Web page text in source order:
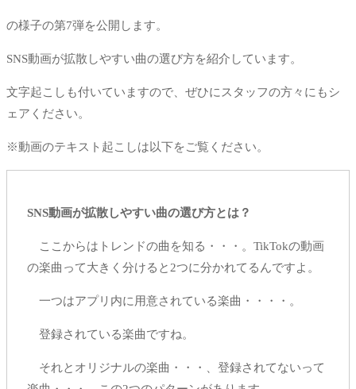
の様子の第7弾を公開します。
SNS動画が拡散しやすい曲の選び方を紹介しています。
文字起こしも付いていますので、ぜひにスタッフの方々にもシ
ェアください。
※動画のテキスト起こしは以下をご覧ください。
SNS動画が拡散しやすい曲の選び方とは？
ここからはトレンドの曲を知る・・・。TikTokの動画
の楽曲って大きく分けると2つに分かれてるんですよ。
一つはアプリ内に用意されている楽曲・・・・。
登録されている楽曲ですね。
それとオリジナルの楽曲・・・、登録されてないって